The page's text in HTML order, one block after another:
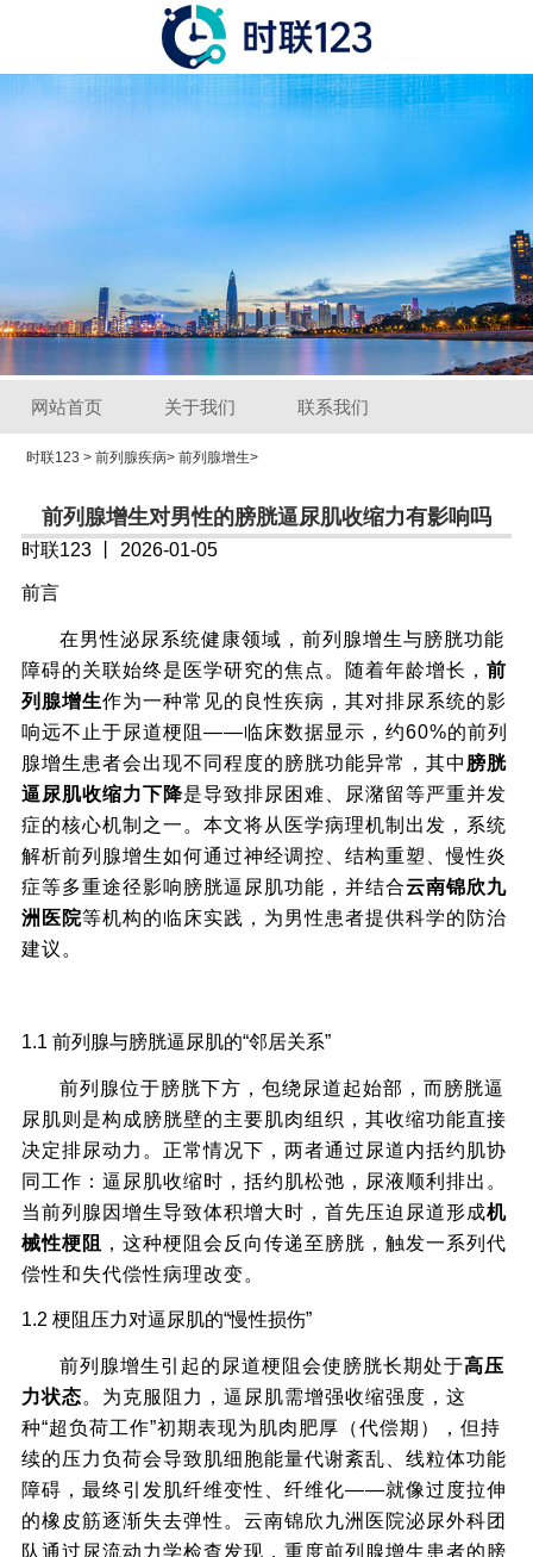
网站首页 关于我们 联系我们
时联123 >前列腺疾病>前列腺增生>
前列腺增生对男性的膀胱逼尿肌收缩力有影响吗
时联123丨 2026-01-05
前言
在男性泌尿系统健康领域，前列腺增生与膀胱功能
障碍的关联始终是医学研究的焦点。随着年龄增长， 前
列腺增生作为一种常见的良性疾病，其对排尿系统的影
响远不止于尿道梗阻——临床数据显示，约60%的前列
腺增生患者会出现不同程度的膀胱功能异常，其中 膀胱
逼尿肌收缩力下降是导致排尿困难、尿潴留等严重并发
症的核心机制之一。本文将从医学病理机制出发，系统
解析前列腺增生如何通过神经调控、结构重塑、慢性炎
症等多重途径影响膀胱逼尿肌功能，并结合云南锦欣九
洲医院等机构的临床实践，为男性患者提供科学的防治
建议。
1.1 前列腺与膀胱逼尿肌的“邻居关系”
前列腺位于膀胱下方，包绕尿道起始部，而膀胱逼
尿肌则是构成膀胱壁的主要肌肉组织，其收缩功能直接
决定排尿动力。正常情况下，两者通过尿道内括约肌协
同工作：逼尿肌收缩时，括约肌松弛，尿液顺利排出。
当前列腺因增生导致体积增大时，首先压迫尿道形成机
械性梗阻
，这种梗阻会反向传递至膀胱，触发一系列代
偿性和失代偿性病理改变。
1.2 梗阻压力对逼尿肌的“慢性损伤”
前列腺增生引起的尿道梗阻会使膀胱长期处于高压
力状态。为克服阻力，逼尿肌需增强收缩强度，这
种“超负荷工作”初期表现为肌肉肥厚（代偿期），但持
续的压力负荷会导致肌细胞能量代谢紊乱、线粒体功能
障碍，最终引发肌纤维变性、纤维化——就像过度拉伸
的橡皮筋逐渐失去弹性。云南锦欣九洲医院泌尿外科团
队通过尿流动力学检查发现，重度前列腺增生患者的膀